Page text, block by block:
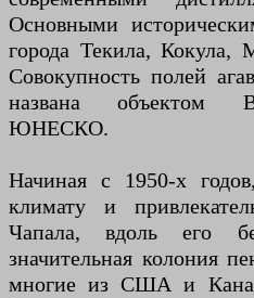
Основными
города Текила, Кокула,
Совокупность полей
названа объектом
ЮНЕСКО.
Начиная с 1950-х
климату и
Чапала, вдоль его
значительная колония
многие из США и